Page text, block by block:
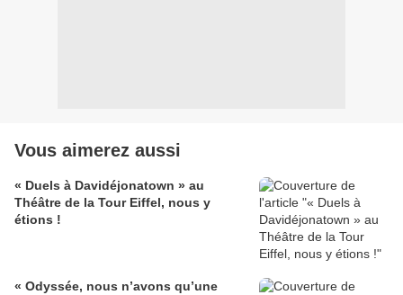
Vous aimerez aussi
« Duels à Davidéjonatown » au
Théâtre de la Tour Eiffel, nous y
étions !
« Odyssée, nous n’avons qu’une